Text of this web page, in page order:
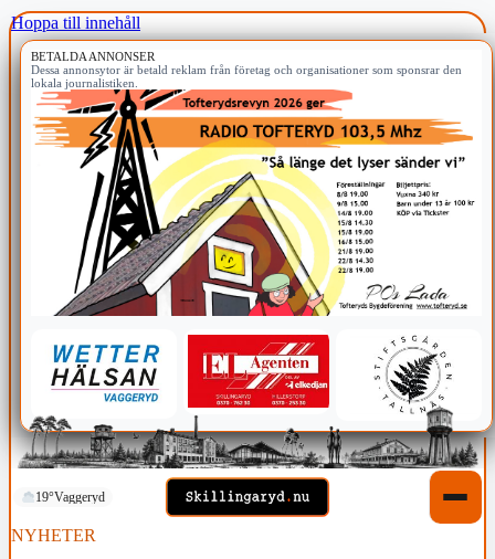
Hoppa till innehåll
BETALDA ANNONSER
Dessa annonsytor är betald reklam från företag och organisationer som sponsrar den
lokala journalistiken.
19°Vaggeryd
NYHETER